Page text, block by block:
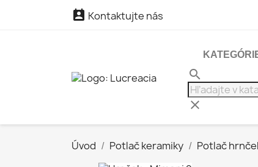
 Kontaktujte nás
search
clear
Úvod Potlač keramiky Potlač